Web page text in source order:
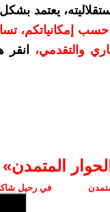
يعتمد
أو أكثر حسب
والتقدمي،
في رحيل